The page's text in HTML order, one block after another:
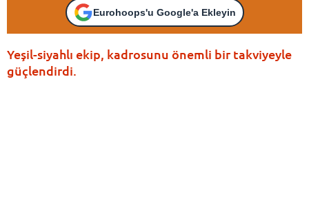
Eurohoops'u Google'a Ekleyin
Yeşil-siyahlı ekip, kadrosunu önemli bir takviyeyle
güçlendirdi.